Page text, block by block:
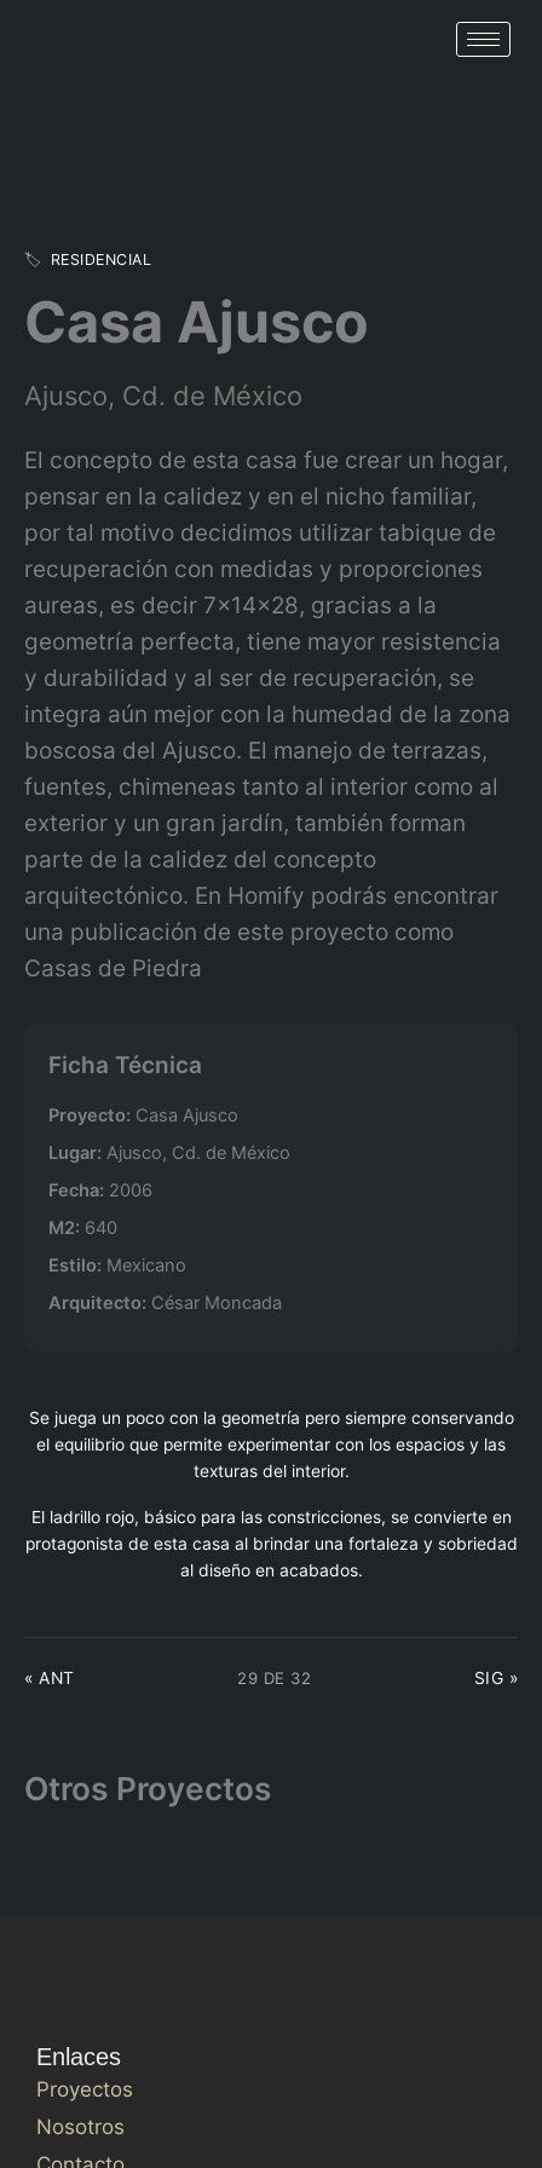
🏷️ RESIDENCIAL
Casa Ajusco
Ajusco, Cd. de México
El concepto de esta casa fue crear un hogar,
pensar en la calidez y en el nicho familiar,
por tal motivo decidimos utilizar tabique de
recuperación con medidas y proporciones
aureas, es decir 7x14x28, gracias a la
geometría perfecta, tiene mayor resistencia
y durabilidad y al ser de recuperación, se
integra aún mejor con la humedad de la zona
boscosa del Ajusco. El manejo de terrazas,
fuentes, chimeneas tanto al interior como al
exterior y un gran jardín, también forman
parte de la calidez del concepto
arquitectónico. En Homify podrás encontrar
una publicación de este proyecto como
Casas de Piedra
Ficha Técnica
Proyecto: Casa Ajusco
Lugar: Ajusco, Cd. de México
Fecha: 2006
M2: 640
Estilo: Mexicano
Arquitecto: César Moncada
Se juega un poco con la geometría pero siempre conservando
el equilibrio que permite experimentar con los espacios y las
texturas del interior.
El ladrillo rojo, básico para las constricciones, se convierte en
protagonista de esta casa al brindar una fortaleza y sobriedad
al diseño en acabados.
« ANT 29 DE 32 SIG »
Otros Proyectos
Enlaces
Proyectos
Nosotros